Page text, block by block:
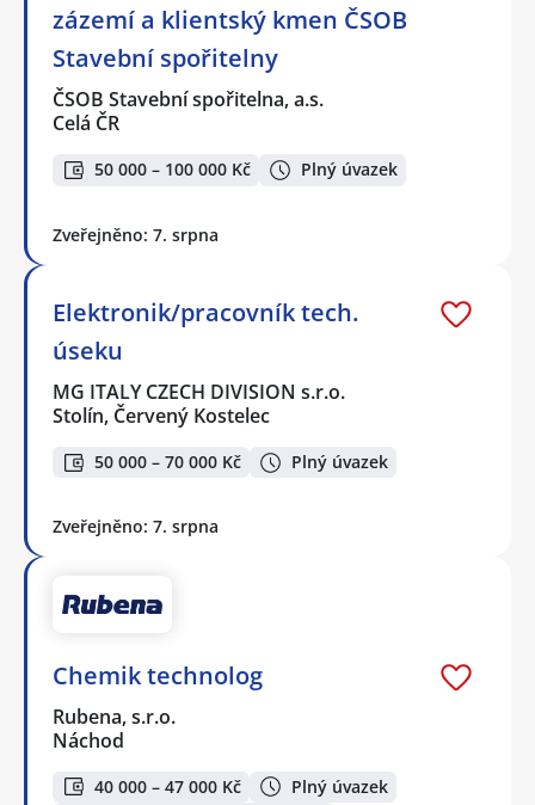
zázemí a klientský kmen ČSOB
Stavební spořitelny
ČSOB Stavební spořitelna, a.s.
Celá ČR
50 000 – 100 000 Kč Plný úvazek
Zveřejněno: 7. srpna
Elektronik/pracovník tech.
úseku
MG ITALY CZECH DIVISION s.r.o.
Stolín, Červený Kostelec
50 000 – 70 000 Kč Plný úvazek
Zveřejněno: 7. srpna
Chemik technolog
Rubena, s.r.o.
Náchod
40 000 – 47 000 Kč
Plný úvazek